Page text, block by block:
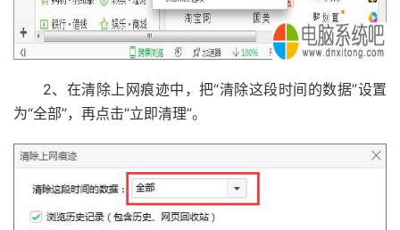
2、在清除上网痕迹中，把“清除这段时间的数据”设置
为“全部”，再点击“立即清理”。